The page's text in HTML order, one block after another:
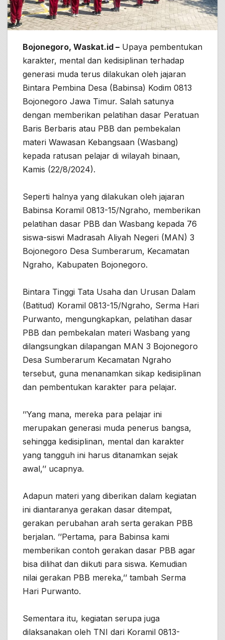
Bojonegoro, Waskat.id – Upaya pembentukan
karakter, mental dan kedisiplinan terhadap
generasi muda terus dilakukan oleh jajaran
Bintara Pembina Desa (Babinsa) Kodim 0813
Bojonegoro Jawa Timur. Salah satunya
dengan memberikan pelatihan dasar Peratuan
Baris Berbaris atau PBB dan pembekalan
materi Wawasan Kebangsaan (Wasbang)
kepada ratusan pelajar di wilayah binaan,
Kamis (22/8/2024).
Seperti halnya yang dilakukan oleh jajaran
Babinsa Koramil 0813-15/Ngraho, memberikan
pelatihan dasar PBB dan Wasbang kepada 76
siswa-siswi Madrasah Aliyah Negeri (MAN) 3
Bojonegoro Desa Sumberarum, Kecamatan
Ngraho, Kabupaten Bojonegoro.
Bintara Tinggi Tata Usaha dan Urusan Dalam
(Batitud) Koramil 0813-15/Ngraho, Serma Hari
Purwanto, mengungkapkan, pelatihan dasar
PBB dan pembekalan materi Wasbang yang
dilangsungkan dilapangan MAN 3 Bojonegoro
Desa Sumberarum Kecamatan Ngraho
tersebut, guna menanamkan sikap kedisiplinan
dan pembentukan karakter para pelajar.
’’Yang mana, mereka para pelajar ini
merupakan generasi muda penerus bangsa,
sehingga kedisiplinan, mental dan karakter
yang tangguh ini harus ditanamkan sejak
awal,’’ ucapnya.
Adapun materi yang diberikan dalam kegiatan
ini diantaranya gerakan dasar ditempat,
gerakan perubahan arah serta gerakan PBB
berjalan. ’’Pertama, para Babinsa kami
memberikan contoh gerakan dasar PBB agar
bisa dilihat dan diikuti para siswa. Kemudian
nilai gerakan PBB mereka,’’ tambah Serma
Hari Purwanto.
Sementara itu, kegiatan serupa juga
dilaksanakan oleh TNI dari Koramil 0813-